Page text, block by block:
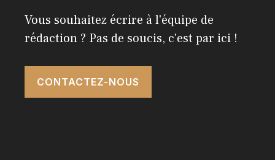
Vous souhaitez écrire à l'équipe de
rédaction ? Pas de soucis, c'est par ici !
CONTACTEZ-NOUS